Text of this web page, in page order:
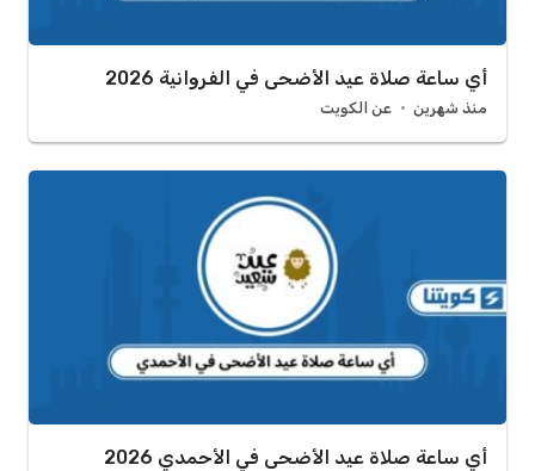
أي ساعة صلاة عيد الأضحى في الفروانية 2026
منذ شهرين عن الكويت
أي ساعة صلاة عيد الأضحى في الأحمدي 2026